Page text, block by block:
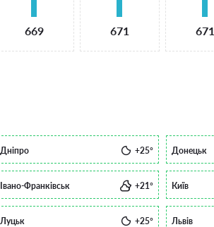
669 671 671
Дніпро +25° Донецьк
Івано-Франківськ +21° Київ
Луцьк +25° Львів